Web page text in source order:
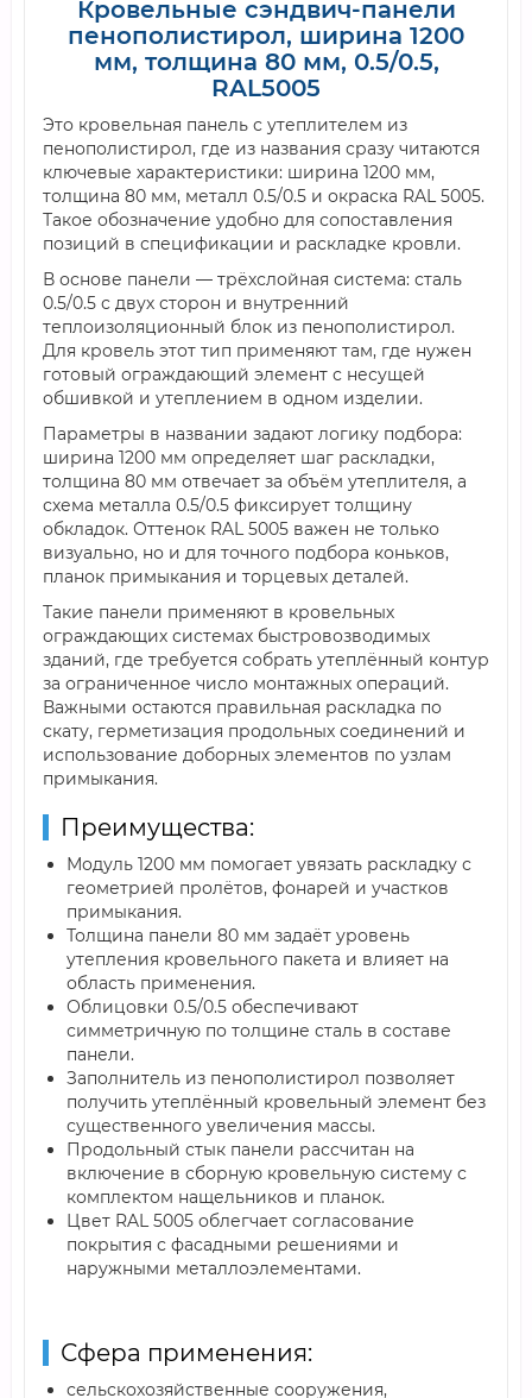
Кровельные сэндвич-панели
пенополистирол, ширина 1200
мм, толщина 80 мм, 0.5/0.5,
RAL5005
Это кровельная панель с утеплителем из
пенополистирол, где из названия сразу читаются
ключевые характеристики: ширина 1200 мм,
толщина 80 мм, металл 0.5/0.5 и окраска RAL 5005.
Такое обозначение удобно для сопоставления
позиций в спецификации и раскладке кровли.
В основе панели — трёхслойная система: сталь
0.5/0.5 с двух сторон и внутренний
теплоизоляционный блок из пенополистирол.
Для кровель этот тип применяют там, где нужен
готовый ограждающий элемент с несущей
обшивкой и утеплением в одном изделии.
Параметры в названии задают логику подбора:
ширина 1200 мм определяет шаг раскладки,
толщина 80 мм отвечает за объём утеплителя, а
схема металла 0.5/0.5 фиксирует толщину
обкладок. Оттенок RAL 5005 важен не только
визуально, но и для точного подбора коньков,
планок примыкания и торцевых деталей.
Такие панели применяют в кровельных
ограждающих системах быстровозводимых
зданий, где требуется собрать утеплённый контур
за ограниченное число монтажных операций.
Важными остаются правильная раскладка по
скату, герметизация продольных соединений и
использование доборных элементов по узлам
примыкания.
Преимущества:
Модуль 1200 мм помогает увязать раскладку с
геометрией пролётов, фонарей и участков
примыкания.
Толщина панели 80 мм задаёт уровень
утепления кровельного пакета и влияет на
область применения.
Облицовки 0.5/0.5 обеспечивают
симметричную по толщине сталь в составе
панели.
Заполнитель из пенополистирол позволяет
получить утеплённый кровельный элемент без
существенного увеличения массы.
Продольный стык панели рассчитан на
включение в сборную кровельную систему с
комплектом нащельников и планок.
Цвет RAL 5005 облегчает согласование
покрытия с фасадными решениями и
наружными металлоэлементами.
Сфера применения:
сельскохозяйственные сооружения,